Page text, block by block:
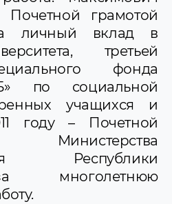
Почетной грамотой
личный вклад в
третьей
фонда
по социальной
учащихся и
году – Почетной
Республики
многолетнюю